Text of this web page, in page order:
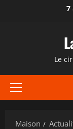
7
Le
Menu
Maison